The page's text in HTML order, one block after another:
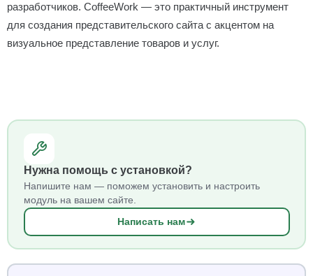
разработчиков. CoffeeWork — это практичный инструмент
для создания представительского сайта с акцентом на
визуальное представление товаров и услуг.
Нужна помощь с установкой?
Напишите нам — поможем установить и настроить
модуль на вашем сайте.
Написать нам